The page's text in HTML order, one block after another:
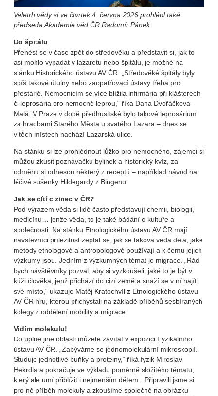
Veletrh vědy si ve čtvrtek 4. června 2026 prohlédl také
předseda Akademie věd ČR Radomír Pánek.
Do špitálu
Přenést se v čase zpět do středověku a představit si, jak to
asi mohlo vypadat v lazaretu nebo špitálu, je možné na
stánku Historického ústavu AV ČR. „Středověké špitály byly
spíš takové útulny nebo zaopatřovací ústavy třeba pro
přestárlé. Nemocnicím se více blížila infirmária při klášterech
či leprosária pro nemocné leprou,“ říká Dana Dvořáčková-
Malá. V Praze v době předhusitské bylo takové leprosárium
za hradbami Starého Města u svatého Lazara – dnes se
v těch místech nachází Lazarská ulice.
Na stánku si lze prohlédnout lůžko pro nemocného, zájemci si
můžou zkusit poznávačku bylinek a historický kvíz, za
odměnu si odnesou některý z receptů – například návod na
léčivé sušenky Hildegardy z Bingenu.
Jak se cítí cizinec v ČR?
Pod výrazem věda si lidé často představují chemii, biologii,
medicínu… jenže věda, to je také bádání o kultuře a
společnosti. Na stánku Etnologického ústavu AV ČR mají
návštěvníci příležitost zeptat se, jak se taková věda dělá, jaké
metody etnologové a antropologové používají a k čemu jejich
výzkumy jsou. Jedním z výzkumných témat je migrace. „Rád
bych návštěvníky pozval, aby si vyzkoušeli, jaké to je být v
kůži člověka, jenž přichází do cizí země a snaží se v ní najít
své místo,“ ukazuje Matěj Kratochvíl z Etnologického ústavu
AV ČR hru, kterou přichystali na základě příběhů sesbíraných
kolegy z oddělení mobility a migrace.
Vidím molekulu!
Do úplně jiné oblasti můžete zavítat v expozici Fyzikálního
ústavu AV ČR. „Zabýváme se jednomolekulární mikroskopií.
Studuje jednotlivé buňky a proteiny,“ říká fyzik Miroslav
Hekrdla a pokračuje ve výkladu poměrně složitého tématu,
který ale umí přiblížit i nejmenším dětem. „Připravili jsme si
pro ně příběh molekuly a zkoušíme společně na obrázku